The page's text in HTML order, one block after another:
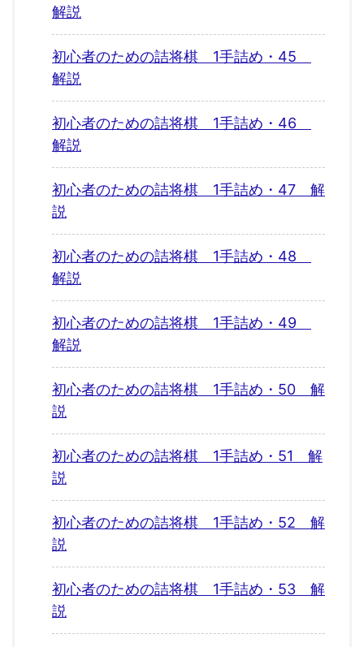
解説
初心者のための詰将棋 1手詰め・45
解説
初心者のための詰将棋 1手詰め・46
解説
初心者のための詰将棋 1手詰め・47 解
説
初心者のための詰将棋 1手詰め・48
解説
初心者のための詰将棋 1手詰め・49
解説
初心者のための詰将棋 1手詰め・50 解
説
初心者のための詰将棋 1手詰め・51 解
説
初心者のための詰将棋 1手詰め・52 解
説
初心者のための詰将棋 1手詰め・53 解
説